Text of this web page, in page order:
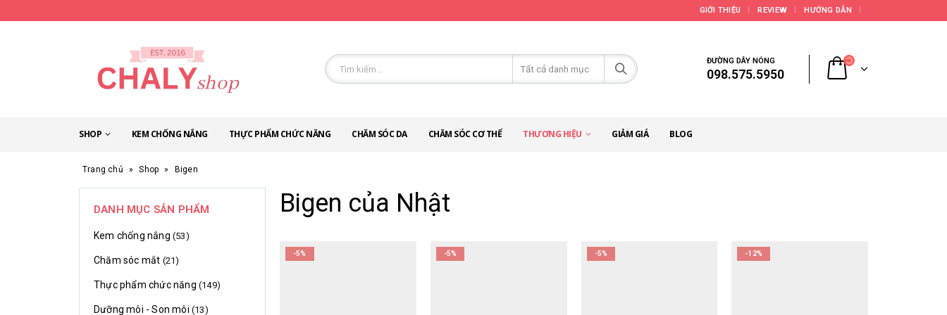
GIỚI THIỆU REVIEW HƯỚNG DẪN
ĐƯỜNG DÂY NÓNG
098.575.5950
SHOP KEM CHỐNG NẮNG THỰC PHẨM CHỨC NĂNG CHĂM SÓC DA CHĂM SÓC CƠ THỂ THƯƠNG HIỆU GIẢM GIÁ BLOG
Trang chủ » Shop » Bigen
Bigen của Nhật
-5% -5% -5% -12%
DANH MỤC SẢN PHẨM
Kem chống nắng (53)
Chăm sóc mắt (21)
Thực phẩm chức năng (149)
Dưỡng môi - Son môi (13)